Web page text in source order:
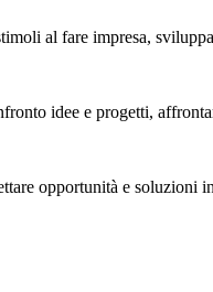
al fare impresa,
idee e progetti,
opportunità e